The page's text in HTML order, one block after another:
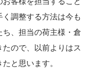
調整する方法は今も
、担当の荷主様・倉
ので、以前よりはス
と思います。